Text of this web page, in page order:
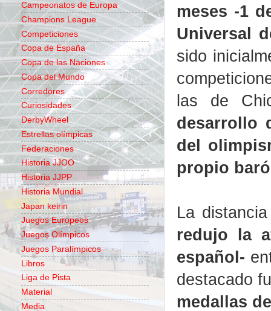
meses -1
Universal
sido
las de
desarrollo
del
propio
La
redujo la
español-
destacado
medallas
Campeonatos de Europa
Champions League
Competiciones
Copa de España
Copa de las Naciones
Copa del Mundo
Corredores
Curiosidades
DerbyWheel
Estrellas olímpicas
Federaciones
Historia JJOO
Historia JJPP
Historia Mundial
Japan keirin
Juegos Europeos
Juegos Olímpicos
Juegos Paralímpicos
Libros
Liga de Pista
Material
Media